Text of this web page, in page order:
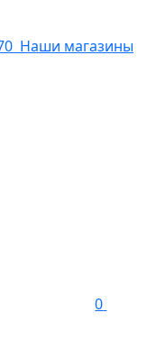
Наши магазины
0